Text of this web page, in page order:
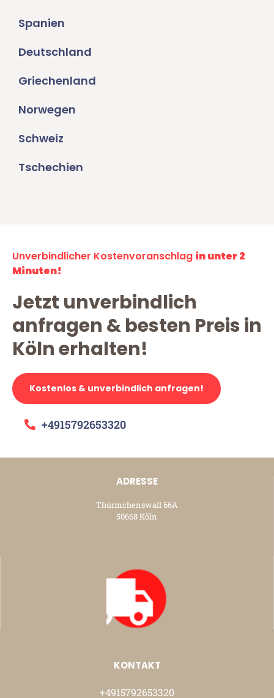
Spanien
Deutschland
Griechenland
Norwegen
Schweiz
Tschechien
Unverbindlicher Kostenvoranschlag in unter 2
Minuten!
Jetzt unverbindlich
anfragen & besten Preis in
Köln erhalten!
Kostenlos & unverbindlich anfragen!
+4915792653320
ADRESSE
Thürmchenswall 66A
50668 Köln
KONTAKT
+4915792653320